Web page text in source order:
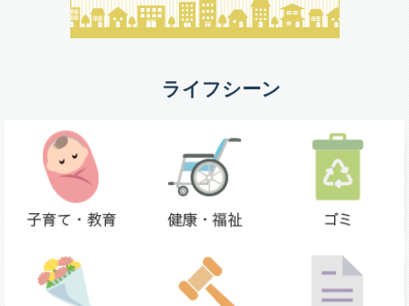
ライフシーン